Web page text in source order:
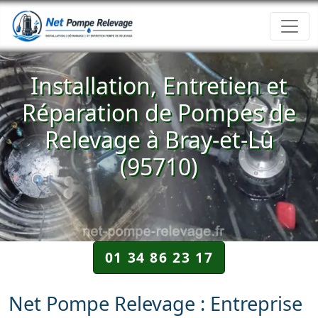
Installation, Entretien et
Réparation de Pompes de
Relevage à Bray-et-Lû
(95710)
01 34 86 23 17
Net Pompe Relevage : Entreprise